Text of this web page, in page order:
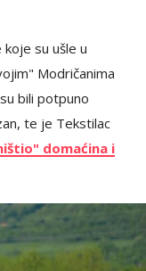
su ušle u
Modričanima
bili potpuno
te je Tekstilac
domaćina i